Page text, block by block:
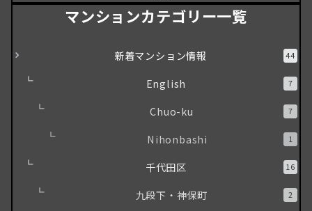
マンションカテゴリー一覧
新着マンション情報 44
English 7
Chuo-ku 7
Nihonbashi 1
千代田区 16
九段下・神保町 2